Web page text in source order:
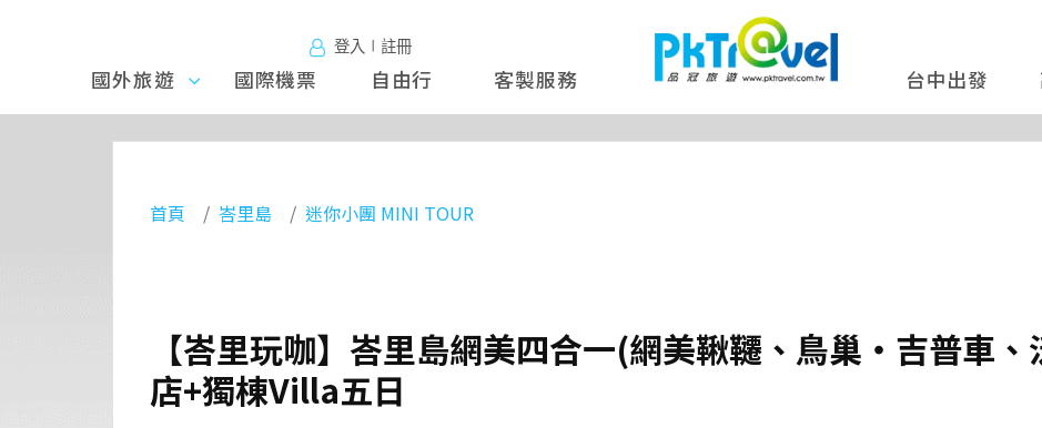
登入∣註冊
國外旅
遊
國外旅遊 國際機票 自由行 客製服務 台中出發
首頁 峇里島 迷你小團 MINI TOUR
【峇里玩咖】峇里島網美四合一(網美鞦韆、鳥巢‧吉普車
店+獨棟Villa五日